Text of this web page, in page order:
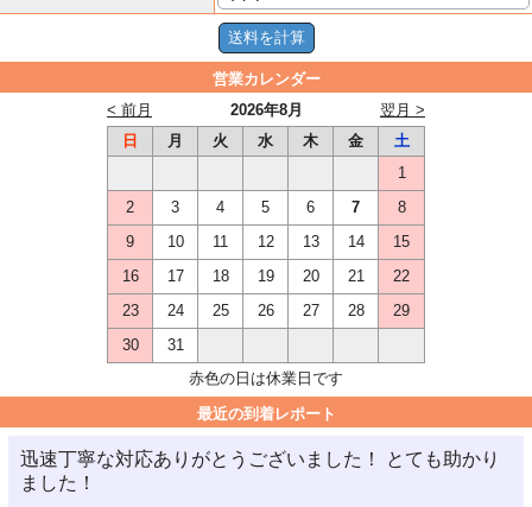
営業カレンダー
2026年8月
< 前月
翌月 >
日
月 火 水 木 金
土
1
2
3 4 5 6 7
8
9
10 11 12 13 14
15
16
17 18 19 20 21
22
23
24 25 26 27 28
29
30
31
赤色の日は休業日です
最近の到着レポート
迅速丁寧な対応ありがとうございました！ とても助かり
ました！